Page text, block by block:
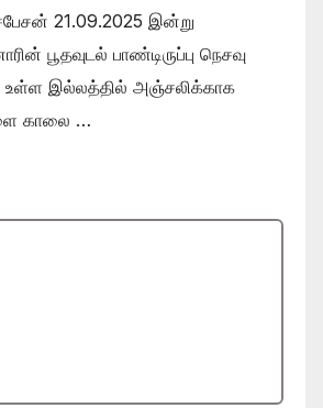
21.09.2025 இன்று
பூதவுடல் பாண்டிருப்பு நெசவு
உள்ள இல்லத்தில் அஞ்சலிக்காக
காலை …